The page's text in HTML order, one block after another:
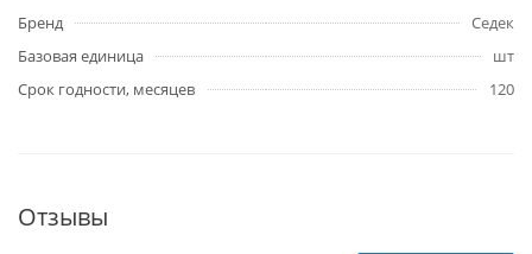
Бренд
Седек
Базовая единица
шт
Срок годности, месяцев
120
Отзывы